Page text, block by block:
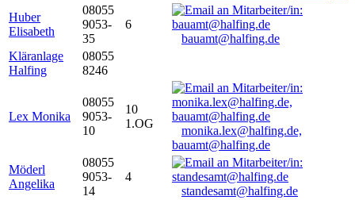
Huber
Elisabeth
08055
9053-
35
6
bauamt@halfing.de
Kläranlage
Halfing
08055
8246
Lex Monika
08055
9053-
10
10
1.OG
monika.lex@halfing.de,
bauamt@halfing.de
Möderl
Angelika
08055
9053-
14
4
standesamt@halfing.de